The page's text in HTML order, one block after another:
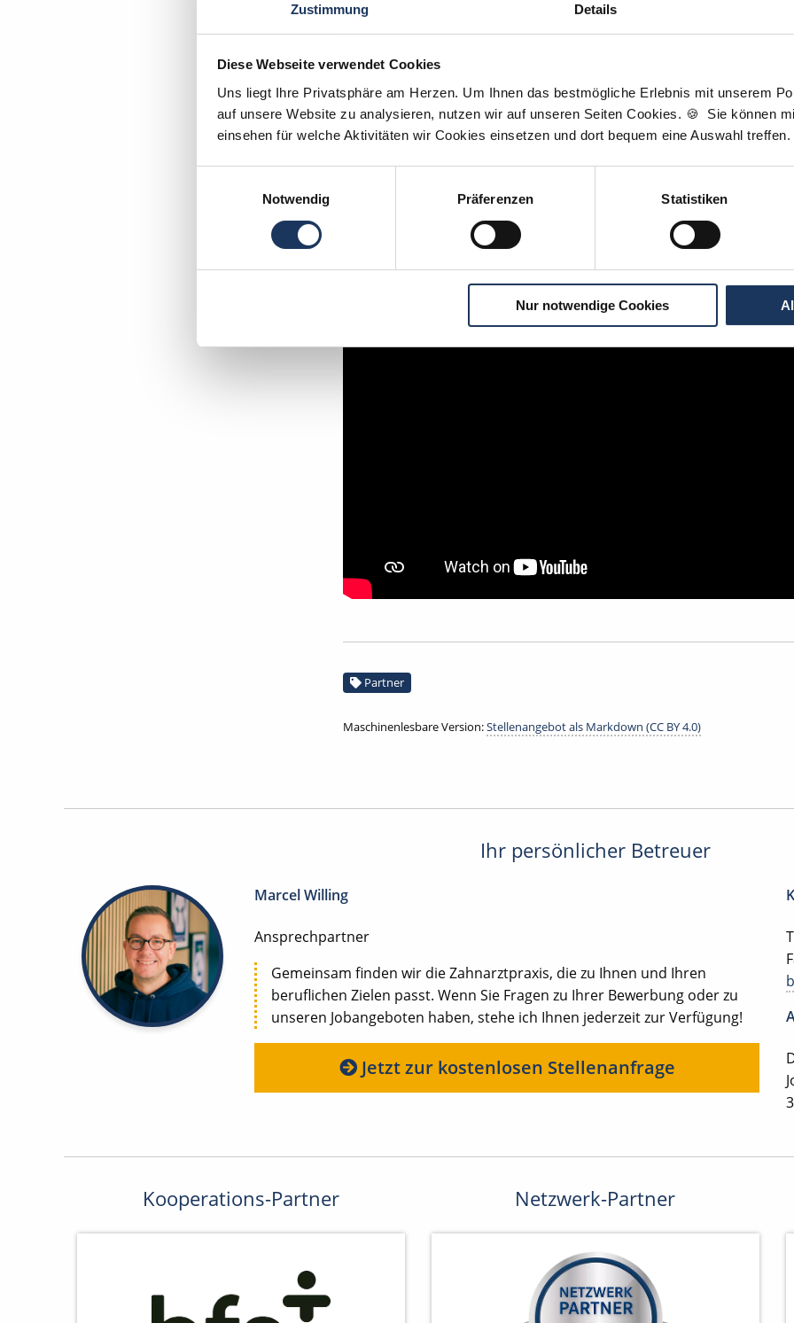
Zustimmung Details
Diese Webseite verwendet Cookies
Uns liegt Ihre Privatsphäre am Herzen. Um Ihnen das bestmögliche Erlebnis mit unserem
auf unsere Website zu analysieren, nutzen wir auf unseren Seiten Cookies. 🍪 Sie können
einsehen für welche Aktivitäten wir Cookies einsetzen und dort bequem eine Auswahl treffen.
Notwendig
Präferenzen Statistiken
Nur notwendige Cookies
Zahnarztpraxis Kirchberg
08107 Kirchberg
Jetzt kostenlos Details anfragen
Partner
Maschinenlesbare Version:Stellenangebot als Markdown (CC BY 4.0)
Ihr persönlicher Betreuer
Marcel Willing
Ansprechpartner
Gemeinsam finden wir die Zahnarztpraxis, die zu Ihnen und Ihren
beruflichen Zielen passt. Wenn Sie Fragen zu Ihrer Bewerbung oder zu
unseren Jobangeboten haben, stehe ich Ihnen jederzeit zur Verfügung!
Jetzt zur kostenlosen Stellenanfrage
Kooperations-Partner Netzwerk-Partner